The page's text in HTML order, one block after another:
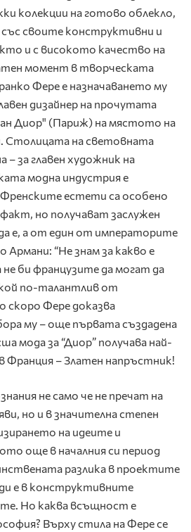
колекции на готово облекло,
своите конструктивни и
и с високото качество на
момент в творческата
Фере е назначаването му
дизайнер на прочутата
Диор" (Париж) на мястото на
Столицата на световната
– за главен художник на
модна индустрия е
естети са особено
но получават заслужен
е, а от един от императорите
“Не знам за какво е
би французите да могат да
по-талантлив от
скоро Фере доказва
му – още първата създадена
мода за “Диор” получава най-
Франция – Златен напръстник!
не само че не пречат на
но и в значителна степен
на идеите и
още в началния си период
разлика в проектите
е в конструктивните
Но каква всъщност е
Върху стила на Фере се